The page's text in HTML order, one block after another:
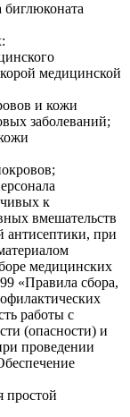
медицинской
и кожи
заболеваний;
к
вмешательств
антисептики, при
медицинских
«Правила сбора,
работы с
(опасности) и
проведении
простой